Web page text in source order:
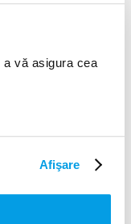
vă asigura cea
Afişare